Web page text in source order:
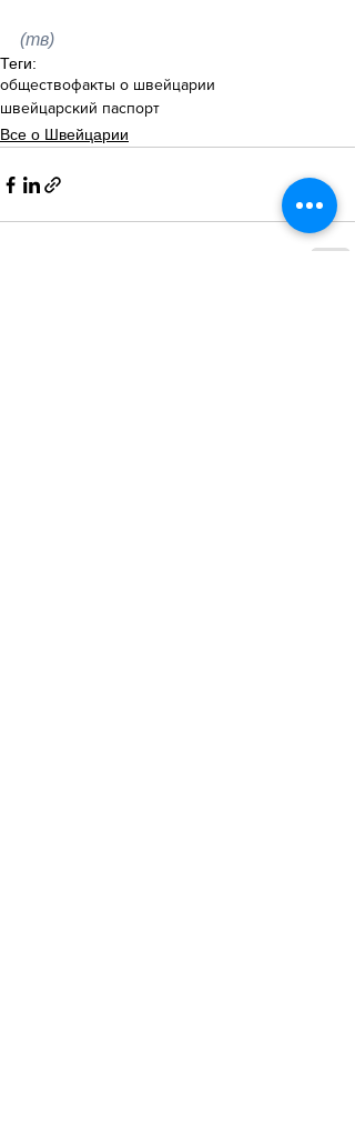
(тв)
Теги:
обществофакты о швейцарии
швейцарский паспорт
Все о Швейцарии